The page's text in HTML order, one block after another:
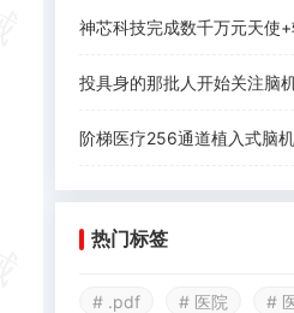
投具身的那批人开始关注脑
热门标签
# .pdf # 医院
#